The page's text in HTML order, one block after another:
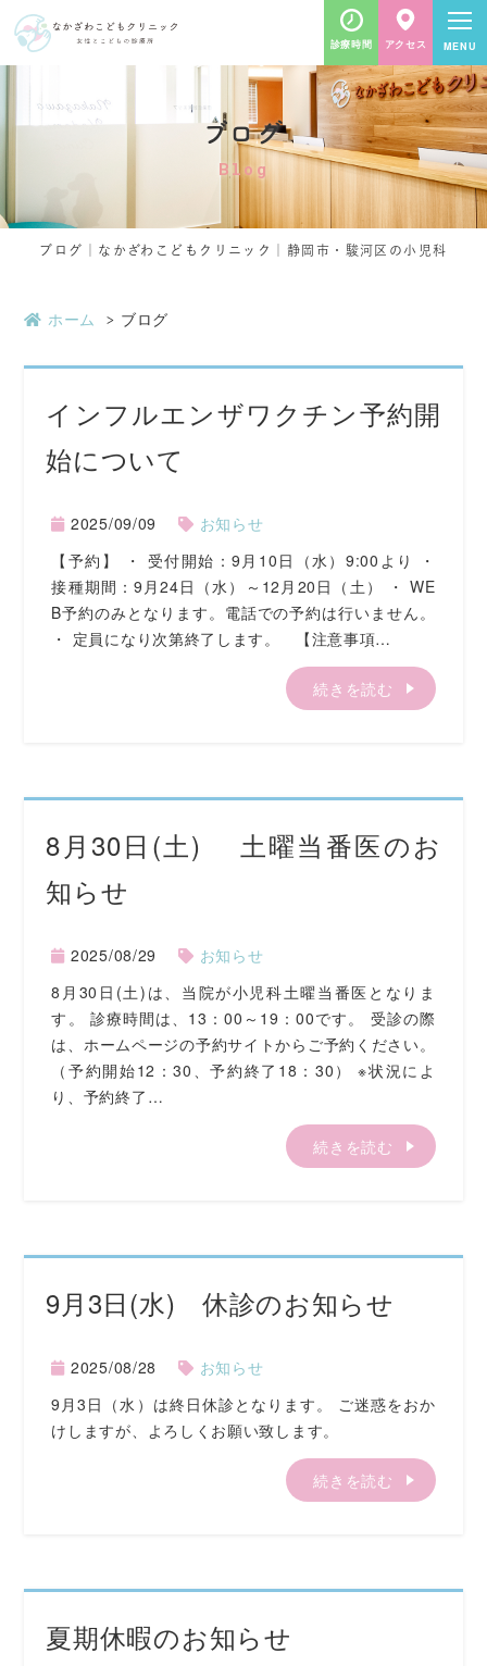
診療時間 アクセス
ブログ
Blog
ブログ｜なかざわこどもクリニック｜静岡市・駿河区の小児科
ホーム ブログ
インフルエンザワクチン予約開
始について
2025/09/09
お知らせ
【予約】 ・ 受付開始：9月10日（水）9:00より ・
接種期間：9月24日（水）～12月20日（土） ・ WE
B予約のみとなります。電話での予約は行いません。
・ 定員になり次第終了します。 【注意事項…
続きを読む
8月30日(土) 土曜当番医のお
知らせ
2025/08/29
お知らせ
8月30日(土)は、当院が小児科土曜当番医となりま
す。 診療時間は、13：00～19：00です。 受診の際
は、ホームページの予約サイトからご予約ください。
（予約開始12：30、予約終了18：30） ※状況によ
り、予約終了…
続きを読む
9月3日(水) 休診のお知らせ
2025/08/28
お知らせ
9月3日（水）は終日休診となります。 ご迷惑をおか
けしますが、よろしくお願い致します。
続きを読む
夏期休暇のお知らせ